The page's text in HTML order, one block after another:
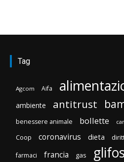
Tag
Agcom Aifa
ambiente antitrust
benessere animale bollette
Coop coronavirus dieta
farmaci francia gas